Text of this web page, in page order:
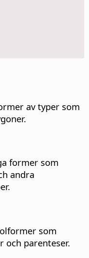
av typer som
former som
andra
som
och parenteser.